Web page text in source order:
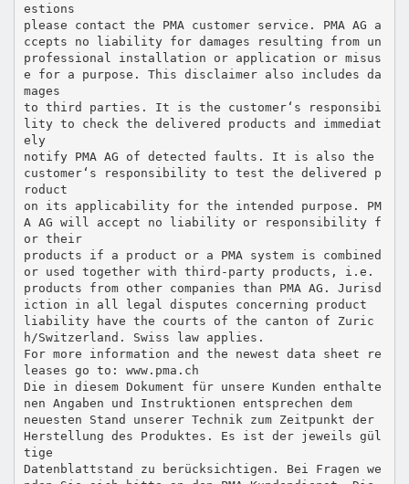
estions
please contact the PMA customer service. PMA AG a
ccepts no liability for damages resulting from un
professional installation or application or misus
e for a purpose. This disclaimer also includes da
mages
to third parties. It is the customer‘s responsibi
lity to check the delivered products and immediat
ely
notify PMA AG of detected faults. It is also the
customer‘s responsibility to test the delivered p
roduct
on its applicability for the intended purpose. PM
A AG will accept no liability or responsibility f
or their
products if a product or a PMA system is combined
or used together with third-party products, i.e.
products from other companies than PMA AG. Jurisd
iction in all legal disputes concerning product
liability have the courts of the canton of Zuric
h/Switzerland. Swiss law applies.
For more information and the newest data sheet re
leases go to: www.pma.ch
Die in diesem Dokument für unsere Kunden enthalte
nen Angaben und Instruktionen entsprechen dem
neuesten Stand unserer Technik zum Zeitpunkt der
Herstellung des Produktes. Es ist der jeweils gül
tige
Datenblattstand zu berücksichtigen. Bei Fragen we